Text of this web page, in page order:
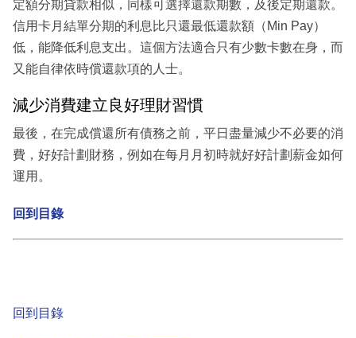
定額分期貸款相似，同樣可選擇還款期數，及後定期還款。
信用卡月結單分期的利息比只還最低還款額（Min Pay）
低，能降低利息支出。這個方法適合只有少數卡數在身，而
又能自律依時償還款項的人士。
減少消費建立良好理財習慣
最後，在完成償還所有債務之前，平日盡量減少不必要的消
費，好好計劃財務，例如在每月月初時就好好計劃薪金如何
運用。
回到目錄
回到目錄